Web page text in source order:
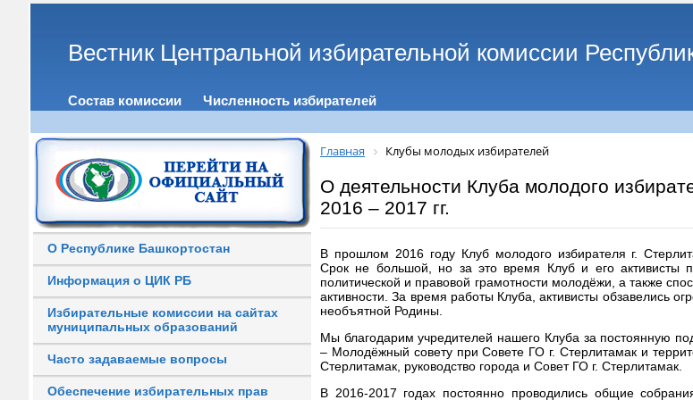
Вестник Центральной избирательной комиссии
Состав комиссии Численность избирателей
О Республике Башкортостан
Информация о ЦИК РБ
Избирательные комиссии на сайтах
муниципальных образований
Часто задаваемые вопросы
Обеспечение избирательных прав
Главная Клубы молодых избирателей
О деятельности Клуба молодого
2016 – 2017 гг.
В прошлом 2016 году Клуб молодого избирателя г.
Срок не большой, но за это время Клуб и его активисты
политической и правовой грамотности молодёжи, а также
активности. За время работы Клуба, активисты обзавелись
необъятной Родины.
Мы благодарим учредителей нашего Клуба за постоянную
– Молодёжный совету при Совете ГО г. Стерлитамак и
Стерлитамак, руководство города и Совет ГО г. Стерлитамак.
В 2016-2017 годах постоянно проводились общие